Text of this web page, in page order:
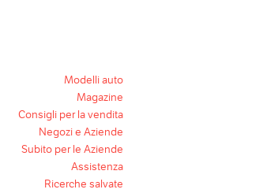
Modelli auto
Magazine
Consigli per la vendita
Negozi e Aziende
Subito per le Aziende
Assistenza
Ricerche salvate